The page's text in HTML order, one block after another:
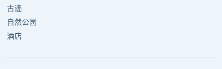
古迹
自然公园
酒店